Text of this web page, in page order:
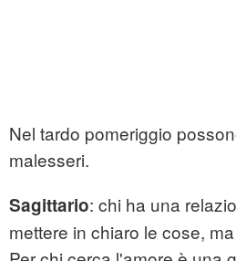
Nel tardo pomeriggio
malesseri.
Sagittario: chi ha una
mettere in chiaro le cose,